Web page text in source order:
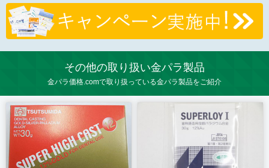
その他の取り扱い金パラ製品
金パラ価格.comで取り扱っている金パラ製品をご紹介